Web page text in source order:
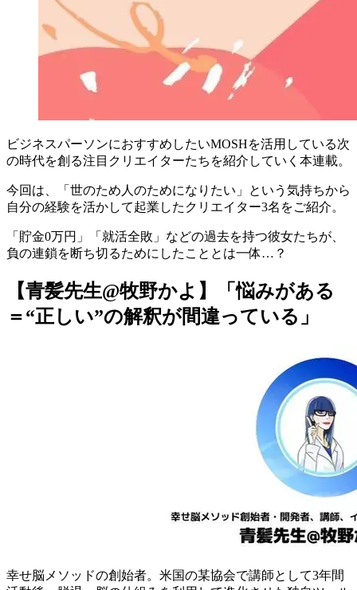
ビジネスパーソンにおすすめしたいMOSHを活用している次
の時代を創る注目クリエイターたちを紹介していく本連載。
今回は、
「世のため人のためになりたい」という気持ちから
自分の経験を活かして起業したクリエイター3名をご紹介。
「貯金0万円」「就活全敗」などの過去を持つ彼女たちが、
負の連鎖を断ち切るためにしたこととは一体…？
【青髪先生@牧野かよ】「悩みがある
＝“正しい”の解釈が間違っている」
幸せ脳メソッドの創始者。米国の某協会で講師として3年間